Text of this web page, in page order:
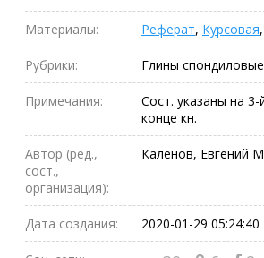
Материалы: Реферат, Курсовая,
Рубрики: Глины
Примечания:
Сост. указаны на
конце кн.
Автор (ред.,
сост.,
организация):
Каленов, Евгений
Дата создания: 2020-01-29 05:24:40